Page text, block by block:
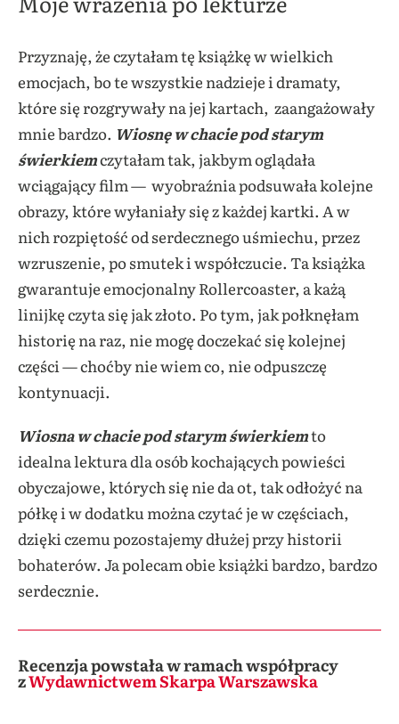
Przyznaję, że czytałam tę książkę w wielkich
emocjach, bo te wszystkie nadzieje i dramaty,
które się rozgrywały na jej kartach, zaangażowały
mnie bardzo. Wiosnę w chacie pod starym
świerkiemczytałam tak, jakbym oglądała
wciągający film — wyobraźnia podsuwała kolejne
obrazy, które wyłaniały się z każdej kartki. A w
nich rozpiętość od serdecznego uśmiechu, przez
wzruszenie, po smutek i współczucie. Ta książka
gwarantuje emocjonalny Rollercoaster, a każą
linijkę czyta się jak złoto. Po tym, jak połknęłam
historię na raz, nie mogę doczekać się kolejnej
części — choćby nie wiem co, nie odpuszczę
kontynuacji.
Wiosna w chacie pod starym świerkiemto
idealna lektura dla osób kochających powieści
obyczajowe, których się nie da ot, tak odłożyć na
półkę i w dodatku można czytać je w częściach,
dzięki czemu pozostajemy dłużej przy historii
bohaterów. Ja polecam obie książki bardzo, bardzo
serdecznie.
Recenzja powstała w ramach współpracy
zWydawnictwem Skarpa Warszawska